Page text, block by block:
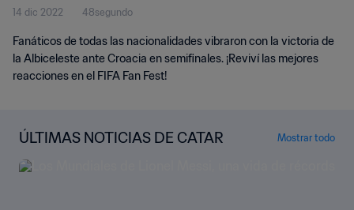
14 dic 2022 48segundo
Fanáticos de todas las nacionalidades vibraron con la victoria de
la Albiceleste ante Croacia en semifinales. ¡Reviví las mejores
reacciones en el FIFA Fan Fest!
ÚLTIMAS NOTICIAS DE CATAR Mostrar todo